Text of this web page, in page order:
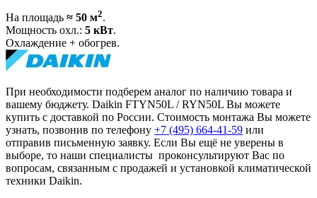
На площадь ≈ 50 м2.
Мощность охл.: 5 кВт.
Охлаждение + обогрев.
При необходимости подберем аналог по наличию товара и
вашему бюджету. Daikin FTYN50L / RYN50L Вы можете
купить с доставкой по России. Стоимость монтажа Вы можете
узнать, позвонив по телефону +7 (495) 664-41-59 или
отправив письменную заявку. Если Вы ещё не уверены в
выборе, то наши специалисты проконсультируют Вас по
вопросам, связанным с продажей и установкой климатической
техники Daikin.